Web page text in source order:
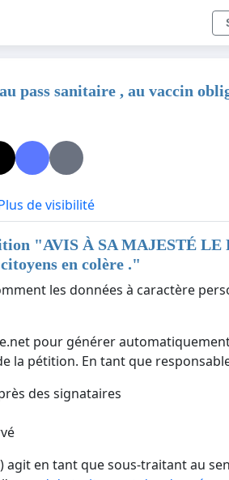
pass sanitaire , au vaccin
de visibilité
"AVIS À SA MAJESTÉ LE
en colère ."
les données à caractère
pour générer
la pétition. En tant que
des signataires
en tant que sous-traitant au